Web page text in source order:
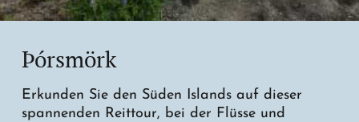
Þórsmörk
Erkunden Sie den Süden Islands auf dieser
spannenden Reittour, bei der Flüsse und